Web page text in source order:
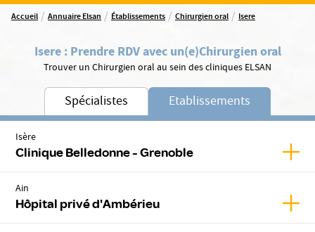
Accueil / Annuaire Elsan / Établissements / Chirurgien oral / Isere
Isere: Prendre RDV avec un(e)Chirurgien oral
Trouver un Chirurgien oral au sein des cliniques ELSAN
Spécialistes Etablissements
Isère
Clinique Belledonne - Grenoble
Ain
Hôpital privé d'Ambérieu